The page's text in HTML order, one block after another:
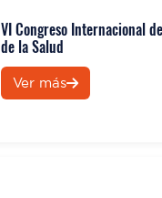
VI Congreso Internacional
de la Salud
Ver más